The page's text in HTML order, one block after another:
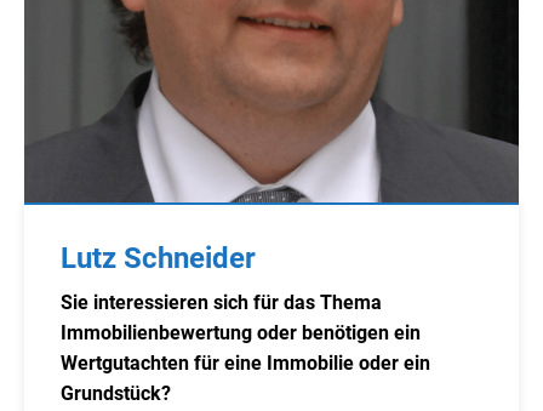
Lutz Schneider
Sie interessieren sich für das Thema
Immobilienbewertung oder benötigen ein
Wertgutachten für eine Immobilie oder ein
Grundstück?